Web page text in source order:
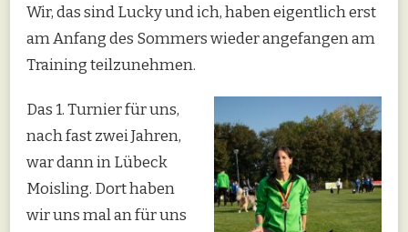
Wir, das sind Lucky und ich, haben eigentlich erst
am Anfang des Sommers wieder angefangen am
Training teilzunehmen.
Das 1. Turnier für uns,
nach fast zwei Jahren,
war dann in Lübeck
Moisling. Dort haben
wir uns mal an für uns